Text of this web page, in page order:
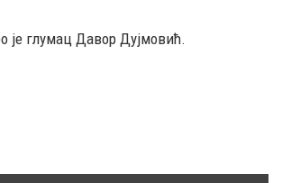
је глумац Давор Дујмовић.